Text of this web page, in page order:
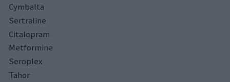
Cymbalta
Sertraline
Citalopram
Metformine
Seroplex
Tahor